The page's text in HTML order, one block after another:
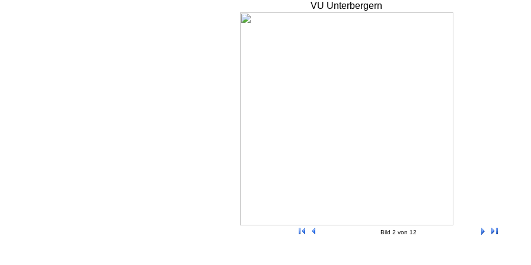
VU Unterbergern
Bild 2 von 12